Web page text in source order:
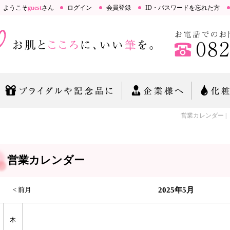
ログイン 会員登録 ID・パスワードを忘れた方
ようこそguestさん
営業カレンダー | 【
営業カレンダー
< 前月 2025年5月
木